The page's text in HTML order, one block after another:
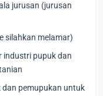
jurusan (jurusan
silahkan melamar)
industri pupuk dan
pemupukan untuk